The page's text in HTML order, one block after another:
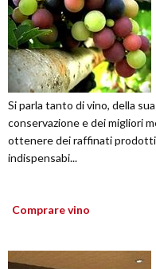
Si parla tanto di vino, della
conservazione e dei migliori
ottenere dei raffinati
indispensabi...
Comprare vino